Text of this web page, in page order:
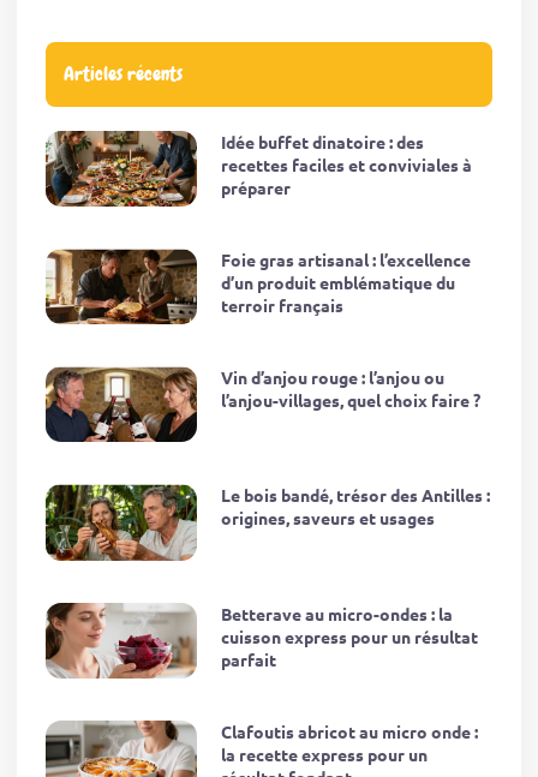
Articles récents
Idée buffet dinatoire : des
recettes faciles et conviviales à
préparer
Foie gras artisanal : l’excellence
d’un produit emblématique du
terroir français
Vin d’anjou rouge : l’anjou ou
l’anjou-villages, quel choix faire ?
Le bois bandé, trésor des Antilles :
origines, saveurs et usages
Betterave au micro-ondes : la
cuisson express pour un résultat
parfait
Clafoutis abricot au micro onde :
la recette express pour un